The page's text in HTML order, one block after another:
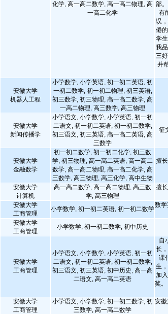
化学, 高一高二数学, 高一高二物理, 高
一高二化学
部
有
误
倦
学
我
三
并
安徽大学
机器人工程
小学数学, 小学英语, 初一初二英语, 初
一初二数学, 初一初二物理, 初三英语,
初三数学, 初三物理, 高一高二数学, 高
一高二物理, 高三数学, 高三物理
安徽大学
新闻传播学
小学语文, 小学数学, 小学英语, 初一初
二语文, 初一初二英语, 初一初二数学,
初三语文, 初三英语, 高一高二英语, 高
三数学
征
安徽大学
金融数学
初一初二数学, 初一初二化学, 初三数
学, 初三物理, 高一高二英语, 高一高二
数学, 高一高二物理, 高一高二化学, 高
三数学, 高三物理, 高三化学, 高中生物
擅
安徽大学
计算机
高一高二数学, 高一高二物理, 高三数
学, 高三物理
擅
安徽大学
工商管理
小学数学, 初一初二英语, 初一初二数学
数
安徽大学
工商管理
小学数学, 初一初二数学, 初中历史
安徽大学
工商管理
小学语文, 小学数学, 小学英语, 初一初
二语文, 初一初二英语, 初一初二数学,
初三语文, 初三英语, 初中历史, 高一高
二语文, 高一高二英语
自
长
课
生
加
奖
安徽大学
工商管理
小学语文, 小学数学, 初一初二数学, 初
三数学, 高一高二数学
安